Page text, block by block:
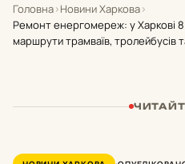
Головна›Новини Харкова›
Ремонт енергомереж: у Харкові
маршрути трамваїв, тролейбусів